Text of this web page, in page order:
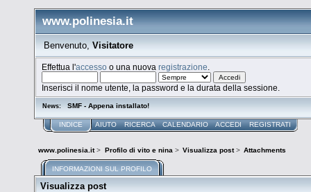
www.polinesia.it
Benvenuto, Visitatore
Effettua l'accesso o una nuovaregistrazione
Inserisci il nome utente, la password e la durata della sessione.
News: SMF - Appena installato!
INDICE AIUTO RICERCA CALENDARIO ACCEDI REGISTRATI
www.polinesia.it> Profilo di vito e nina> Visualizza post> Attachments
INFORMAZIONI SUL PROFILO
Visualizza post